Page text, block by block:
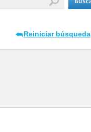
Reiniciar búsqueda